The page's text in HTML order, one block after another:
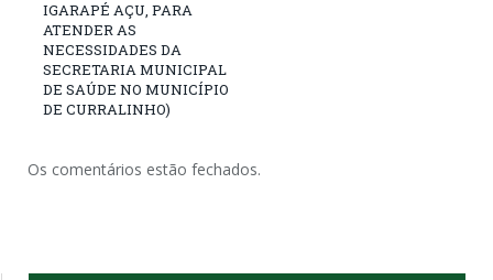
IGARAPÉ AÇU, PARA
ATENDER AS
NECESSIDADES DA
SECRETARIA MUNICIPAL
DE SAÚDE NO MUNICÍPIO
DE CURRALINHO)
Os comentários estão fechados.